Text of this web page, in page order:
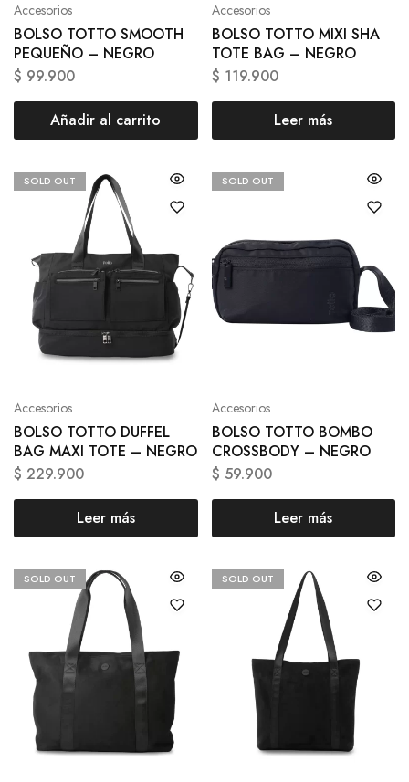
Accesorios
BOLSO TOTTO SMOOTH
PEQUEÑO – NEGRO
$ 99.900
Añadir al carrito
Accesorios
BOLSO TOTTO MIXI SHA
TOTE BAG – NEGRO
$ 119.900
Leer más
SOLD OUT
Accesorios
BOLSO TOTTO DUFFEL
BAG MAXI TOTE – NEGRO
$ 229.900
Leer más
SOLD OUT
Accesorios
BOLSO TOTTO BOMBO
CROSSBODY – NEGRO
$ 59.900
Leer más
SOLD OUT SOLD OUT